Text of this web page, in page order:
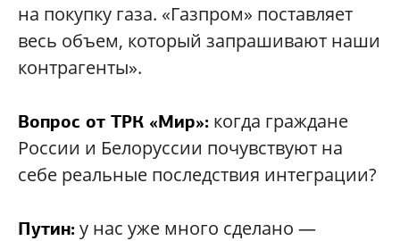
на покупку газа. «Газпром» поставляет
весь объем, который запрашивают наши
контрагенты».
Вопрос от ТРК «Мир»: когда граждане
России и Белоруссии почувствуют на
себе реальные последствия интеграции?
Путин:у нас уже много сделано —